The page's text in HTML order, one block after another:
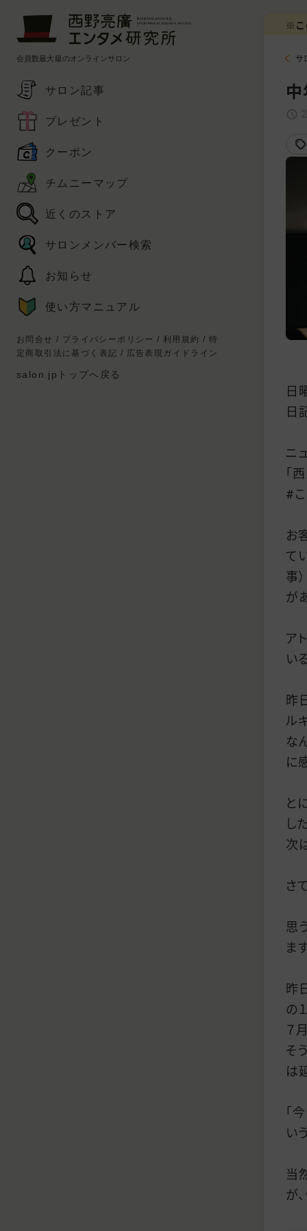
会員数最大級のオンラインサロン
サロン記事
プレゼント
クーポン
チムニーマップ
近くのストア
サロンメンバー検索
お知らせ
使い方マニュアル
お問合せ / プライバシーポリシー / 利用規約 / 特
定商取引法に基づく表記 / 広告表現ガイドライン
salon.jpトップへ戻る
※こ
サ
日
日
ニ
「
#
お
て
事
が
ア
い
昨
ル
な
に
と
し
次
さ
思
ます
昨
の
７
そ
は
「
い
当
が